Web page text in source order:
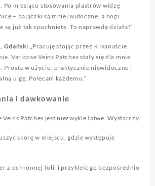
Po miesiącu stosowania plastrów widzę
– pajączki są mniej widoczne, a nogi
są już tak spuchnięte. To naprawdę działa!”
Gdańsk: „Pracuję stojąc przez kilkanaście
Varicose Veins Patches stały się dla mnie
Proste w użyciu, praktycznie niewidoczne i
ulgę. Polecam każdemu.”
i dawkowanie
Veins Patches jest niezwykle łatwe. Wystarczy:
skórę w miejscu, gdzie występuje
z ochronnej folii i przykleić go bezpośrednio